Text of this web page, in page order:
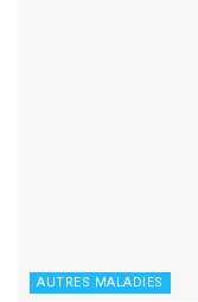
AUTRES MALADIES